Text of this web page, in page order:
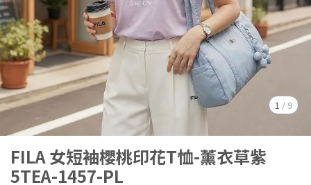
1 / 9
FILA 女短袖櫻桃印花T恤-薰衣草紫
5TEA-1457-PL